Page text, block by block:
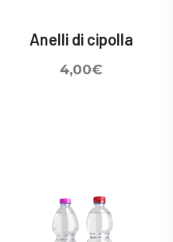
Anelli di cipolla
4,00€